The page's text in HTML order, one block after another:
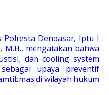
Polresta Denpasar, Iptu I
M.H., mengatakan bahwa
dan cooling system
upaya preventif
di wilayah hukum